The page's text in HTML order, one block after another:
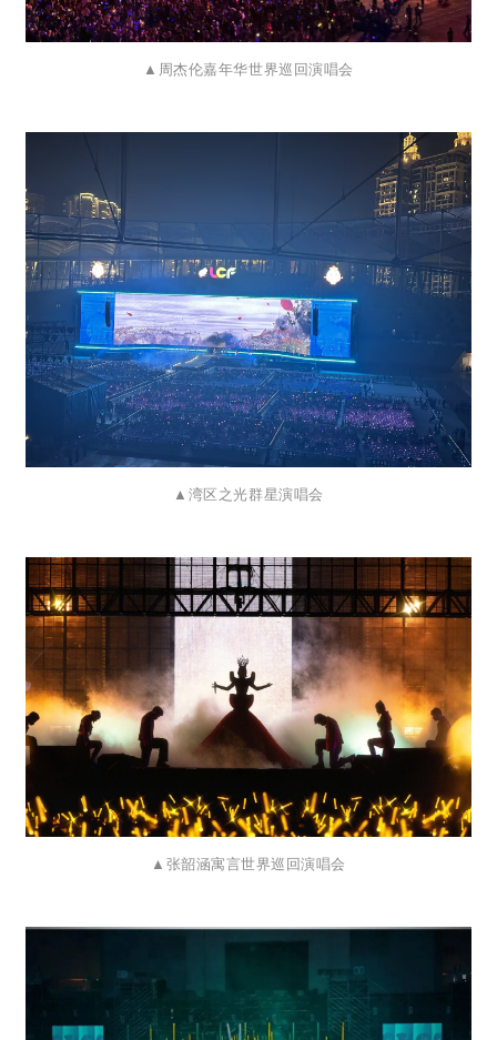
▲周杰伦嘉年华世界巡回演唱会
▲湾区之光群星演唱会
▲ 张韶涵寓言世界巡回演唱会